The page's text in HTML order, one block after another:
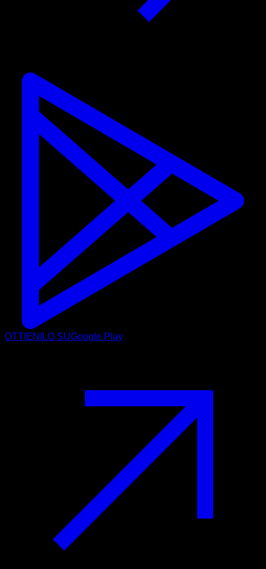
OTTIENILO SUGoogle Play